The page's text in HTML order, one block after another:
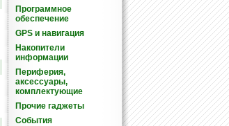
Программное
обеспечение
GPS и навигация
Накопители
информации
Периферия,
аксессуары,
комплектующие
Прочие гаджеты
События